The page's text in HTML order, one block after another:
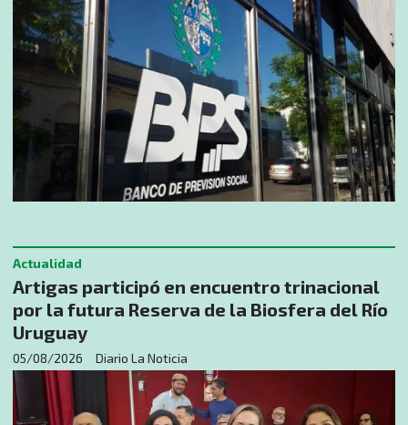
Artigas participó en encuentro trinacional
por la futura Reserva de la Biosfera del Río
Uruguay
Diario La Noticia
Actualidad
05/08/2026